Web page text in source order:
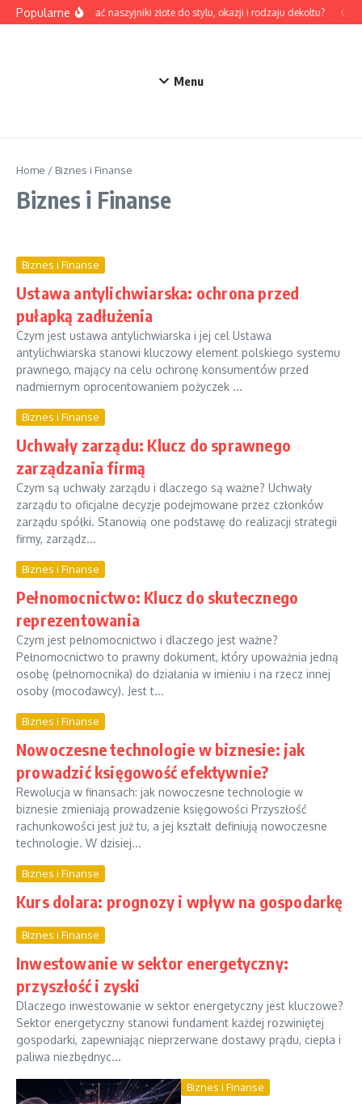
Przejdź do treści
PopularneJak dobrać naszyjniki złote do stylu, okazji i rodzaju dekoltu?
Menu
Home / Biznes i Finanse
Biznes i Finanse
Biznes i Finanse
Ustawa antylichwiarska: ochrona przed
pułapką zadłużenia
Czym jest ustawa antylichwiarska i jej cel Ustawa
antylichwiarska stanowi kluczowy element polskiego systemu
prawnego, mający na celu ochronę konsumentów przed
nadmiernym oprocentowaniem pożyczek ...
Biznes i Finanse
Uchwały zarządu: Klucz do sprawnego
zarządzania firmą
Czym są uchwały zarządu i dlaczego są ważne? Uchwały
zarządu to oficjalne decyzje podejmowane przez członków
zarządu spółki. Stanowią one podstawę do realizacji strategii
firmy, zarządz...
Biznes i Finanse
Pełnomocnictwo: Klucz do skutecznego
reprezentowania
Czym jest pełnomocnictwo i dlaczego jest ważne?
Pełnomocnictwo to prawny dokument, który upoważnia jedną
osobę (pełnomocnika) do działania w imieniu i na rzecz innej
osoby (mocodawcy). Jest t...
Biznes i Finanse
Nowoczesne technologie w biznesie: jak
prowadzić księgowość efektywnie?
Rewolucja w finansach: jak nowoczesne technologie w
biznesie zmieniają prowadzenie księgowości Przyszłość
rachunkowości jest już tu, a jej kształt definiują nowoczesne
technologie. W dzisiej...
Biznes i Finanse
Kurs dolara: prognozy i wpływ na gospodarkę
Biznes i Finanse
Inwestowanie w sektor energetyczny:
przyszłość i zyski
Dlaczego inwestowanie w sektor energetyczny jest kluczowe?
Sektor energetyczny stanowi fundament każdej rozwiniętej
gospodarki, zapewniając nieprzerwane dostawy prądu, ciepła i
paliwa niezbędnyc...
Biznes i Finanse